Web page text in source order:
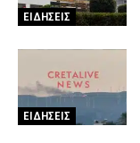
ΕΙΔΗΣΕΙΣ
ΕΙΔΗΣΕΙΣ